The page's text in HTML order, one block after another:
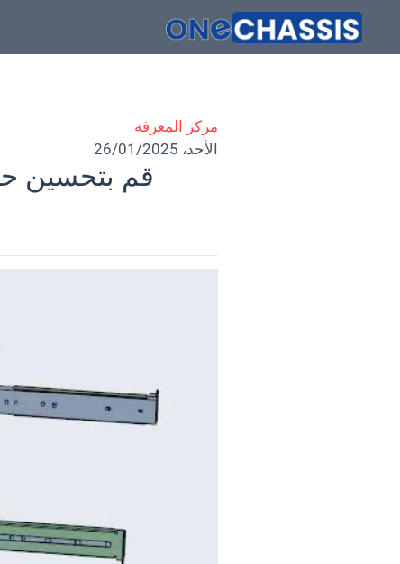
مركز المعرفة
الأحد، 26/01/2025
قم بتحسين